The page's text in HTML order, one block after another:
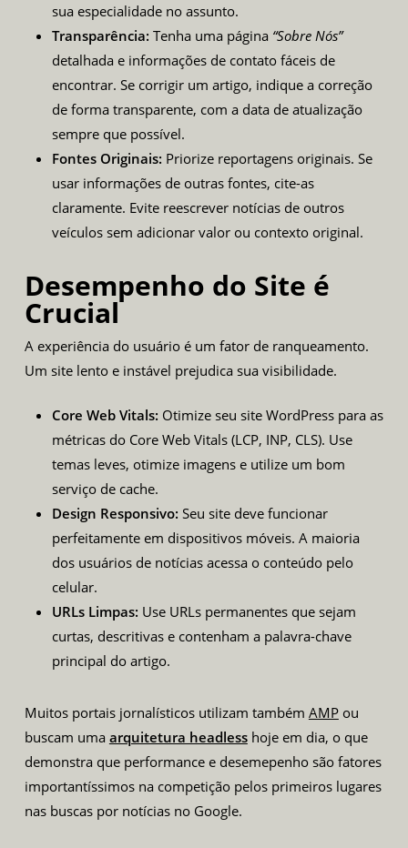
sua especialidade no assunto.
Transparência: Tenha uma página “Sobre Nós”
detalhada e informações de contato fáceis de
encontrar. Se corrigir um artigo, indique a correção
de forma transparente, com a data de atualização
sempre que possível.
Fontes Originais: Priorize reportagens originais. Se
usar informações de outras fontes, cite-as
claramente. Evite reescrever notícias de outros
veículos sem adicionar valor ou contexto original.
Desempenho do Site é
Crucial
A experiência do usuário é um fator de ranqueamento.
Um site lento e instável prejudica sua visibilidade.
Core Web Vitals: Otimize seu site WordPress para as
métricas do Core Web Vitals (LCP, INP, CLS). Use
temas leves, otimize imagens e utilize um bom
serviço de cache.
Design Responsivo: Seu site deve funcionar
perfeitamente em dispositivos móveis. A maioria
dos usuários de notícias acessa o conteúdo pelo
celular.
URLs Limpas: Use URLs permanentes que sejam
curtas, descritivas e contenham a palavra-chave
principal do artigo.
Muitos portais jornalísticos utilizam também AMPou
buscam uma arquitetura headlesshoje em dia, o que
demonstra que performance e desemepenho são fatores
importantíssimos na competição pelos primeiros lugares
nas buscas por notícias no Google.